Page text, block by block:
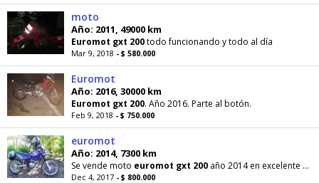
moto
Año: 2011, 49000 km
Euromot gxt 200todo funcionando y todo al día
Mar 9, 2018 - $ 580.000
Euromot
Año: 2016, 30000 km
Euromot gxt 200. Año 2016. Parte al botón.
Feb 9, 2018 - $ 750.000
euromot
Año: 2014, 7300 km
Se vende moto euromot gxt 200 año 2014 en excelente estado
Dec 4, 2017 - $ 800.000